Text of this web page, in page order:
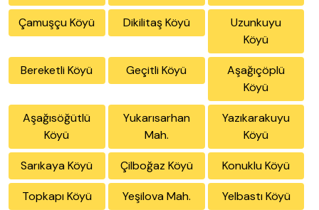
Çamuşçu Köyü Dikilitaş Köyü
Uzunkuyu
Köyü
Bereketli Köyü Geçitli Köyü
Aşağıçöplü
Köyü
Aşağısöğütlü
Köyü
Yukarısarhan
Mah.
Yazıkarakuyu
Köyü
Sarıkaya Köyü Çilboğaz Köyü Konuklu Köyü
Topkapı Köyü Yeşilova Mah. Yelbastı Köyü